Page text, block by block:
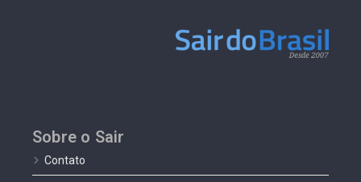
Sobre o Sair
Contato